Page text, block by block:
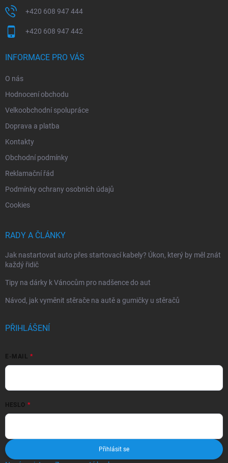
+420 608 947 444
+420 608 947 442
INFORMACE PRO VÁS
O nás
Hodnocení obchodu
Velkoobchodní spolupráce
Doprava a platba
Kontakty
Obchodní podmínky
Reklamační řád
Podmínky ochrany osobních údajů
Cookies
RADY A ČLÁNKY
Jak nastartovat auto přes startovací kabely? Úkon, který by měl znát
každý řidič
Tipy na dárky k Vánocům pro nadšence do aut
Návod, jak vyměnit stěrače na autě a gumičky u stěračů
PŘIHLÁŠENÍ
E-MAIL
HESLO
Přihlásit se